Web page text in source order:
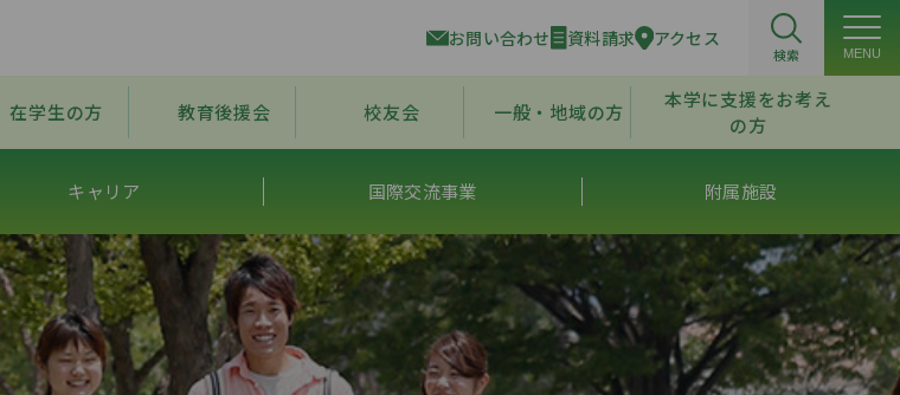
お問い合わせ 資料請求 アクセス
検索 MENU
在学生の方 教育後援会 校友会 一般・地域の方
本学に支援をお考え
の方
キャリア 国際交流事業 附属施設